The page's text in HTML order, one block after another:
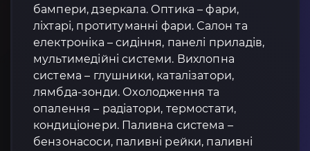
бампери, дзеркала. Оптика – фари,
ліхтарі, протитуманні фари. Салон та
електроніка – сидіння, панелі приладів,
мультимедійні системи. Вихлопна
система – глушники, каталізатори,
лямбда-зонди. Охолодження та
опалення – радіатори, термостати,
кондиціонери. Паливна система –
бензонасоси, паливні рейки, паливні